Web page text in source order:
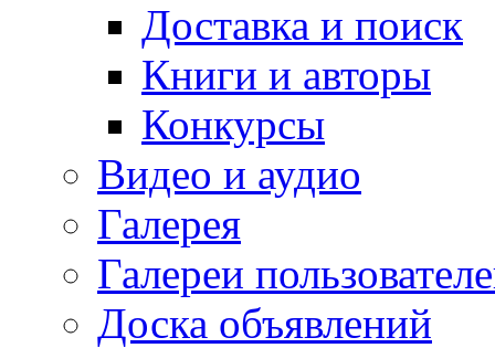
Доставка и поиск
Книги и авторы
Конкурсы
Видео и аудио
Галерея
Галереи
Доска объявлений